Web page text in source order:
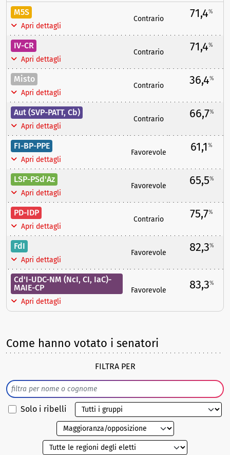
M5S
Apri dettagli
Contrario 71,4%
IV-CR
Apri dettagli
Contrario 71,4%
Misto
Apri dettagli
Contrario 36,4%
Aut (SVP-PATT, Cb)
Apri dettagli
Contrario 66,7%
FI-BP-PPE
Apri dettagli
Favorevole 61,1%
LSP-PSd'Az
Apri dettagli
Favorevole 65,5%
PD-IDP
Apri dettagli
Contrario 75,7%
FdI
Apri dettagli
Favorevole 82,3%
Cd'I-UDC-NM (NcI, CI, IaC)-
MAIE-CP
Apri dettagli
Favorevole 83,3%
Come hanno votato i senatori
FILTRA PER
Solo i ribelli